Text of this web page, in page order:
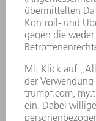
Erweiterte
06:30 -